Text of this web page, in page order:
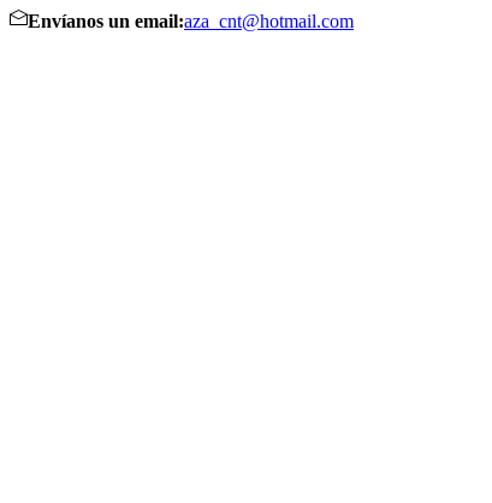
Envíanos un email:aza_cnt@hotmail.com